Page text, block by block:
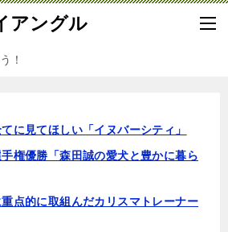
アングル
！
に見てほしい「イヌバーシティ」
権優勝「森田誠の愛犬と豊かに暮ら
点的に取組んだカリスマトレーナー